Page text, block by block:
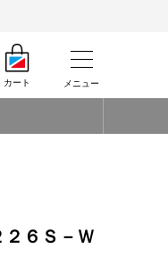
カート メニュー
６Ｓ－Ｗ